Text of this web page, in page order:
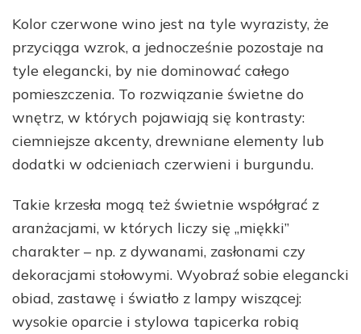
Kolor czerwone wino jest na tyle wyrazisty, że
przyciąga wzrok, a jednocześnie pozostaje na
tyle elegancki, by nie dominować całego
pomieszczenia. To rozwiązanie świetne do
wnętrz, w których pojawiają się kontrasty:
ciemniejsze akcenty, drewniane elementy lub
dodatki w odcieniach czerwieni i burgundu.
Takie krzesła mogą też świetnie współgrać z
aranżacjami, w których liczy się „miękki”
charakter – np. z dywanami, zasłonami czy
dekoracjami stołowymi. Wyobraź sobie elegancki
obiad, zastawę i światło z lampy wiszącej:
wysokie oparcie i stylowa tapicerka robią